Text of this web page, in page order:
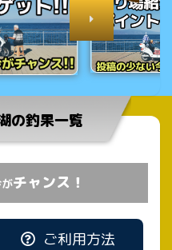
の釣果一覧
チャンス！
ご利用方法